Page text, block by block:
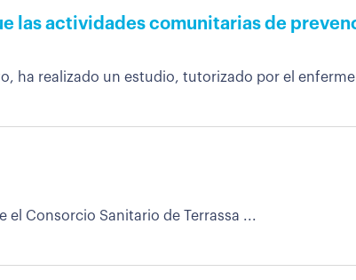
las actividades comunitarias de
ha realizado un estudio, tutorizado por el
el Consorcio Sanitario de Terrassa ...